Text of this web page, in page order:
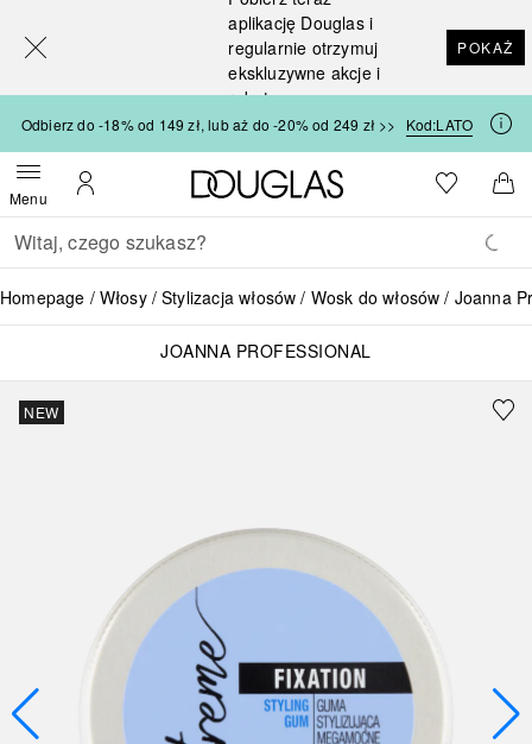
aplikację Douglas i
regularnie otrzymuj
ekskluzywne akcje i
rabaty
POKAŻ
Odbierz do -18% od 149 zł, lub aż do -20% od 249 zł >> Kod:LATO
MenuOtwórz menuMoje konto
Strona główna Douglas
Do listyDo
Wracać
Wykonaj wyszukiwanie
Homepage Włosy Stylizacja włosów Wosk do włosów Joanna
JOANNA PROFESSIONAL
NEW
[navigation.slideout.screenreader]